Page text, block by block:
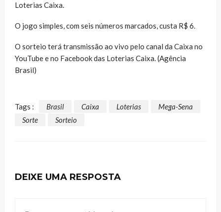
Loterias Caixa.
O jogo simples, com seis números marcados, custa R$ 6.
O sorteio terá transmissão ao vivo pelo canal da Caixa no
YouTube e no Facebook das Loterias Caixa. (Agência
Brasil)
Tags : Brasil Caixa Loterias
Mega-Sena
Sorte
Sorteio
DEIXE UMA RESPOSTA